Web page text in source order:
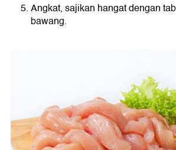
Angkat, sajikan hangat dengan
bawang.